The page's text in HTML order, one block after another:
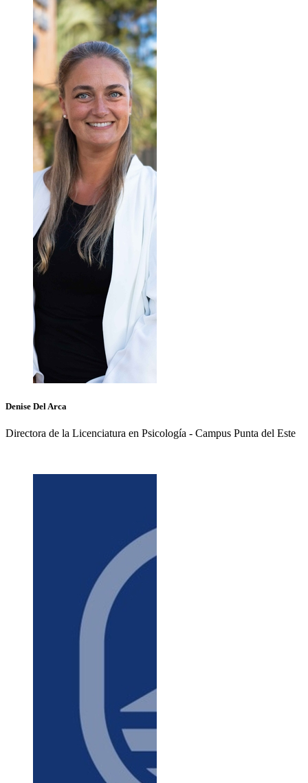
Denise Del Arca
Directora de la Licenciatura en Psicología - Campus Punta del Este